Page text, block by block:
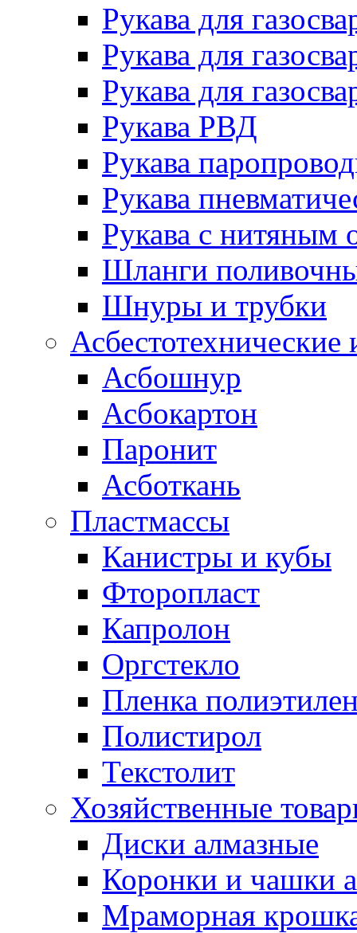
Рукава для
Рукава для
Рукава для
Рукава РВД
Рукава
Рукава
Рукава с нитяным
Шланги
Шнуры и трубки
Асбестотехнические
Асбошнур
Асбокартон
Паронит
Асботкань
Пластмассы
Канистры и кубы
Фторопласт
Капролон
Оргстекло
Пленка
Полистирол
Текстолит
Хозяйственные
Диски алмазные
Коронки и чашки
Мраморная